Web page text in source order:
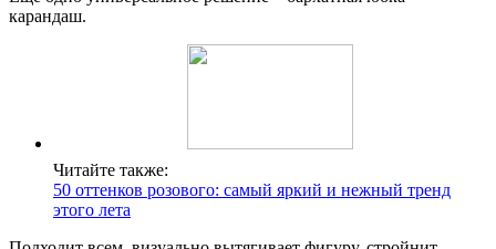
карандаш.
Читайте также:
50 оттенков розового: самый яркий и нежный тренд
этого лета